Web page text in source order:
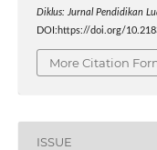
Diklus: Jurnal Pendidikan
DOI:https://doi.org/
More Citation
ISSUE